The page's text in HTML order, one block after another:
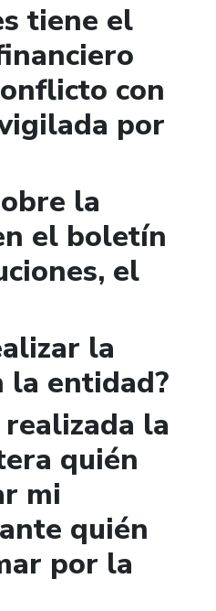
tiene el
con
por
la
el boletín
el
la
la entidad?
realizada la
quién
mi
quién
por la